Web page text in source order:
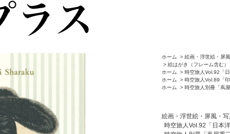
ホーム > 絵画・浮世絵・屏
> 絵はがき（フレーム含む）
ホーム
> 時空旅人Vol.92「
ホーム
> 時空旅人Vol.89「
ホーム
> 時空旅人別冊「蔦
絵画・浮世絵・屏風・
時空旅人Vol.92「日本